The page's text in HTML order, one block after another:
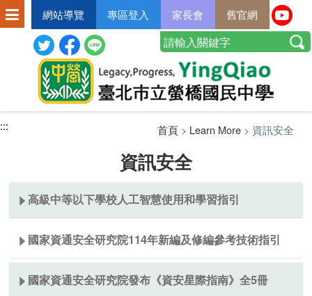
網站導覽 專區登入 家長會 舊官網
:::
:::
資訊安全
首頁> Learn More> 資訊安全
高級中等以下學校人工智慧使用和學習指引
國家資通安全研究院114年新編及修編參考技術指引
國家資通安全研究院發布《資安星際指南》全5冊